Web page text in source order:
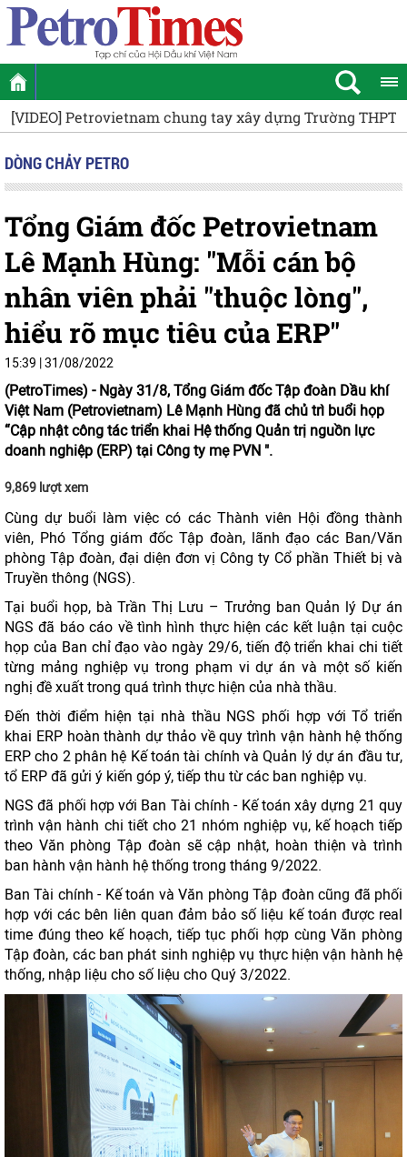
[VIDEO] Petrovietnam chung tay xây dựng Trường
DÒNG CHẢY PETRO
Tổng Giám đốc Petrovietnam
Lê Mạnh Hùng: "Mỗi cán bộ
nhân viên phải "thuộc lòng",
hiểu rõ mục tiêu của ERP"
15:39 | 31/08/2022
(PetroTimes) - Ngày 31/8, Tổng Giám đốc Tập đoàn Dầu khí
Việt Nam (Petrovietnam) Lê Mạnh Hùng đã chủ trì buổi họp
“Cập nhật công tác triển khai Hệ thống Quản trị nguồn lực
doanh nghiệp (ERP) tại Công ty mẹ PVN ".
9,869 lượt xem
Cùng dự buổi làm việc có các Thành viên Hội đồng thành
viên, Phó Tổng giám đốc Tập đoàn, lãnh đạo các Ban/Văn
phòng Tập đoàn, đại diện đơn vị Công ty Cổ phần Thiết bị và
Truyền thông (NGS).
Tại buổi họp, bà Trần Thị Lưu – Trưởng ban Quản lý Dự án
NGS đã báo cáo về tình hình thực hiện các kết luận tại cuộc
họp của Ban chỉ đạo vào ngày 29/6, tiến độ triển khai chi tiết
từng mảng nghiệp vụ trong phạm vi dự án và một số kiến
nghị đề xuất trong quá trình thực hiện của nhà thầu.
Đến thời điểm hiện tại nhà thầu NGS phối hợp với Tổ triển
khai ERP hoàn thành dự thảo về quy trình vận hành hệ thống
ERP cho 2 phân hệ Kế toán tài chính và Quản lý dự án đầu tư,
tổ ERP đã gửi ý kiến góp ý, tiếp thu từ các ban nghiệp vụ.
NGS đã phối hợp với Ban Tài chính - Kế toán xây dựng 21 quy
trình vận hành chi tiết cho 21 nhóm nghiệp vụ, kế hoạch tiếp
theo Văn phòng Tập đoàn sẽ cập nhật, hoàn thiện và trình
ban hành vận hành hệ thống trong tháng 9/2022.
Ban Tài chính - Kế toán và Văn phòng Tập đoàn cũng đã phối
hợp với các bên liên quan đảm bảo số liệu kế toán được real
time đúng theo kế hoạch, tiếp tục phối hợp cùng Văn phòng
Tập đoàn, các ban phát sinh nghiệp vụ thực hiện vận hành hệ
thống, nhập liệu cho số liệu cho Quý 3/2022.